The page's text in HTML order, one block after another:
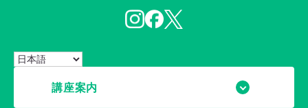
講座案内